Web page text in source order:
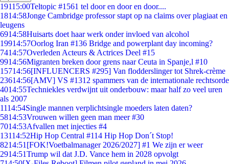
19115:00Teltopic #1561 tel door en door en door....
1814:58Jonge Cambridge professor stapt op na claims over plagiaat en
leugens
6914:58Huisarts doet haar werk onder invloed van alcohol
19914:57Oorlog Iran #136 Bridge and powerplant day incoming?
7414:57Overleden Acteurs & Actrices Deel #15
9914:56Migranten breken door grens naar Ceuta in Spanje,l #10
15714:56[INFLUENCERS #295] Van flodderslinger tot Shrek-crème
23614:56[AMV] VS #1312 spammers van de internationale rechtsorde
4014:55Techniekles verdwijnt uit onderbouw: maar half zo veel uren
als 2007
1114:54Single mannen verplichtsingle moeders laten daten?
5814:53Vrouwen willen geen man meer #30
7014:53Afvallen met injecties #4
13114:52Hip Hop Central #114 Hip Hop Don´t Stop!
8214:51 [FOK!Voetbalmanager 2026/2027] #1 We zijn er weer
2914:51Trump wil dat J.D. Vance hem in 2028 opvolgt